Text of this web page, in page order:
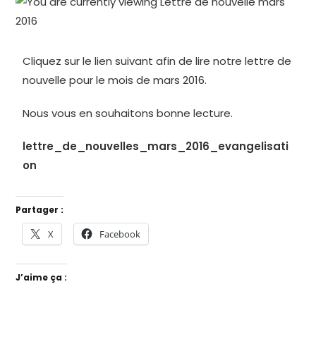
Cliquez sur le lien suivant afin de lire notre lettre de
nouvelle pour le mois de mars 2016.
Nous vous en souhaitons bonne lecture.
lettre_de_nouvelles_mars_2016_evangelisati
on
Partager :
X Facebook
J’aime ça :